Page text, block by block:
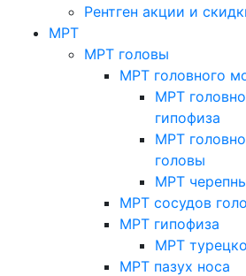
Рентген акции и
МРТ
МРТ головы
МРТ головного
МРТ
гипофиза
МРТ
головы
МРТ
МРТ сосудов
МРТ гипофиза
МРТ
МРТ пазух носа